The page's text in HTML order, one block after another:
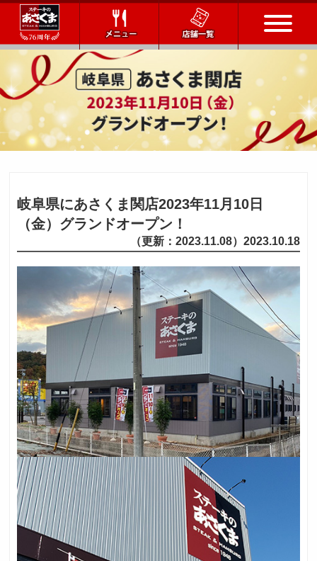
トップページ
店舗一覧
メニュー
会社概要
IR情報
通販サイト
お問い合わせ
採用情報
採用トップ
新卒採用
中途採用
岐阜県にあさくま関店2023年11月10日
（金）グランドオープン！
（更新：2023.11.08）2023.10.18